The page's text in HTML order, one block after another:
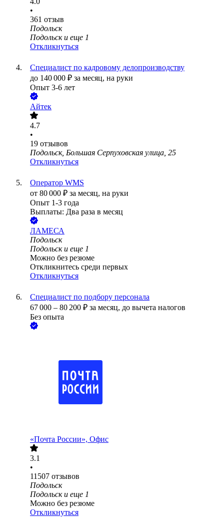
•
361 отзыв
Подольск
Подольск и еще 1
Откликнуться
Специалист по кадровому делопроизводству
до 140 000 ₽ за месяц, на руки
Опыт 3-6 лет
Айтек
4.7
•
19 отзывов
Подольск, Большая Серпуховская улица, 25
Откликнуться
Оператор WMS
от 80 000 ₽ за месяц, на руки
Опыт 1-3 года
Выплаты: Два раза в месяц
ЛАМЕСА
Подольск
Подольск и еще 1
Можно без резюме
Откликнитесь среди первых
Откликнуться
Специалист по подбору персонала
67 000 – 80 200 ₽ за месяц, до вычета налогов
Без опыта
«Почта России», Офис
3.1
•
11507 отзывов
Подольск
Подольск и еще 1
Можно без резюме
Откликнуться